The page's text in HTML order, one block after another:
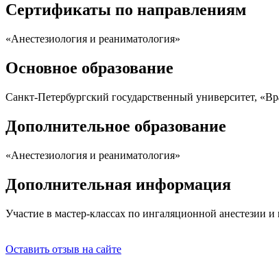
Сертификаты по направлениям
«Анестезиология и реаниматология»
Основное образование
Санкт-Петербургский государственный университет,
Дополнительное образование
«Анестезиология и реаниматология»
Дополнительная информация
Участие в мастер-классах по ингаляционной
Оставить отзыв на сайте